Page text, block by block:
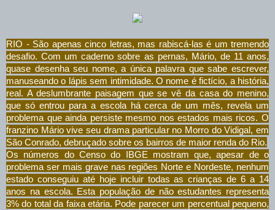
RIO - São apenas cinco letras, mas rabiscá-las é um tremendo
desafio. Com um caderno sobre as pernas, Mário, de 11 anos,
quase desenha seu nome, a única palavra que sabe escrever,
manuseando o lápis sem intimidade. O nome é fictício, a história,
real. A deslumbrante paisagem que se vê da casa do menino,
que só entrou para a escola há cerca de um mês, revela um
problema que ainda persiste mesmo nos estados mais ricos. O
franzino Mário vive seu drama particular no Morro do Vidigal, em
São Conrado, debruçado sobre os bairros de maior renda do Rio.
Os números do Censo do IBGE mostram que, apesar de o
problema ser mais grave nas regiões Norte e Nordeste, nenhum
estado conseguiu até hoje incluir todas as crianças de 6 a 14
anos na escola. Esta população de não estudantes representa
3% do total da faixa etária. Pode parecer um percentual pequeno,